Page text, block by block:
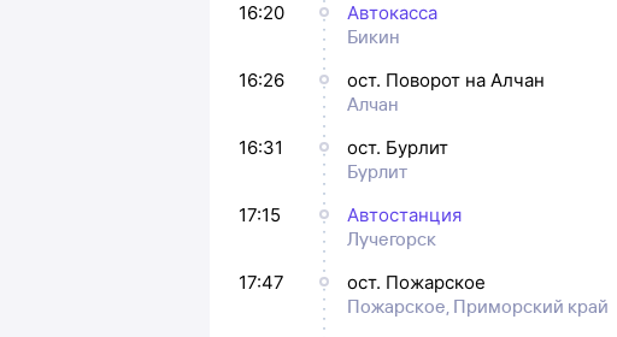
16:20
Автокасса
Бикин
16:26
ост. Поворот на Алчан
Алчан
16:31
ост. Бурлит
Бурлит
17:15
Автостанция
Лучегорск
17:47
ост. Пожарское
Пожарское, Приморский край